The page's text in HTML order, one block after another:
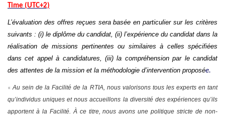
Time (UTC+2)
L’évaluation des offres reçues sera basée en particulier sur les critères
suivants : (i) le diplôme du candidat, (ii) l’expérience du candidat dans la
réalisation de missions pertinentes ou similaires à celles spécifiées
dans cet appel à candidatures, (iii) la compréhension par le candidat
des attentes de la mission et la méthodologie d’intervention proposée.
«Au sein de la Facilité de la RTIA, nous valorisons tous les experts en tant
qu’individus uniques et nous accueillons la diversité des expériences qu’ils
apportent à la Facilité. À ce titre, nous avons une politique stricte de non-